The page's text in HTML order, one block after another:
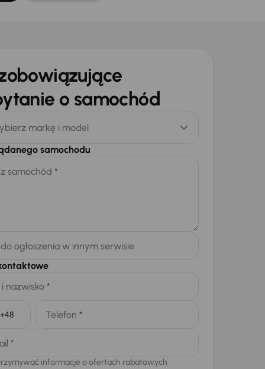
o samochód
markę i model
samochodu
samochód *
ogłoszenia w innym serwisie
nazwisko *
Telefon *
*
informacje o ofertach rabatowych